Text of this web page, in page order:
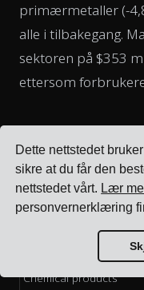
Dette nettstedet
sikre at du får den
nettstedet vårt. Lær
personvernerklæring
primærmetaller (-
alle i tilbakegang.
sektoren på $353
ettersom
Value added by
annualized). last 4
2025.
US manufacturing
Chemical products